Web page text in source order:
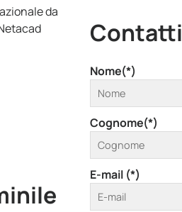
da
Contatti
Nome(*)
Cognome(*)
E-mail (*)